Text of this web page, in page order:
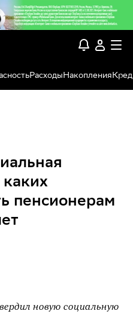
РасходыНакопления
пенсионерам
новую социальную